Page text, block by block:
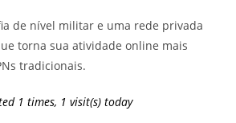
de nível militar e uma rede privada
torna sua atividade online mais
tradicionais.
1 times, 1 visit(s) today